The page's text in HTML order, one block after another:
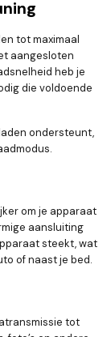
tot maximaal
aangesloten
heb je
die voldoende
ondersteunt,
om je apparaat
aansluiting
steekt, wat
of naast je bed.
tot